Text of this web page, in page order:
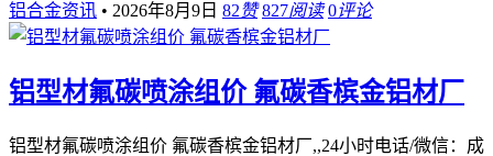
铝合金资讯 • 2026年8月9日 82赞 827阅读 0评论
铝型材氟碳喷涂组价 氟碳香槟金铝材厂
铝型材氟碳喷涂组价 氟碳香槟金铝材厂,,24小时电话/微信：成